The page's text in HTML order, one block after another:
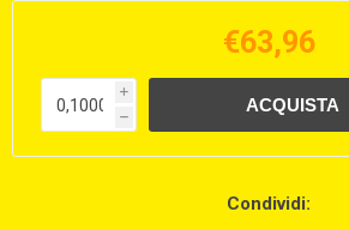
€63,96
i
h
Condividi: